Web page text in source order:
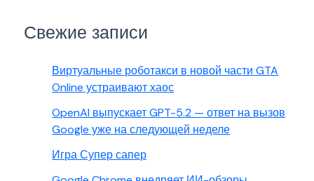
Свежие записи
Виртуальные роботакси в новой части GTA
Online устраивают хаос
OpenAI выпускает GPT-5.2 — ответ на вызов
Google уже на следующей неделе
Игра Супер сапер